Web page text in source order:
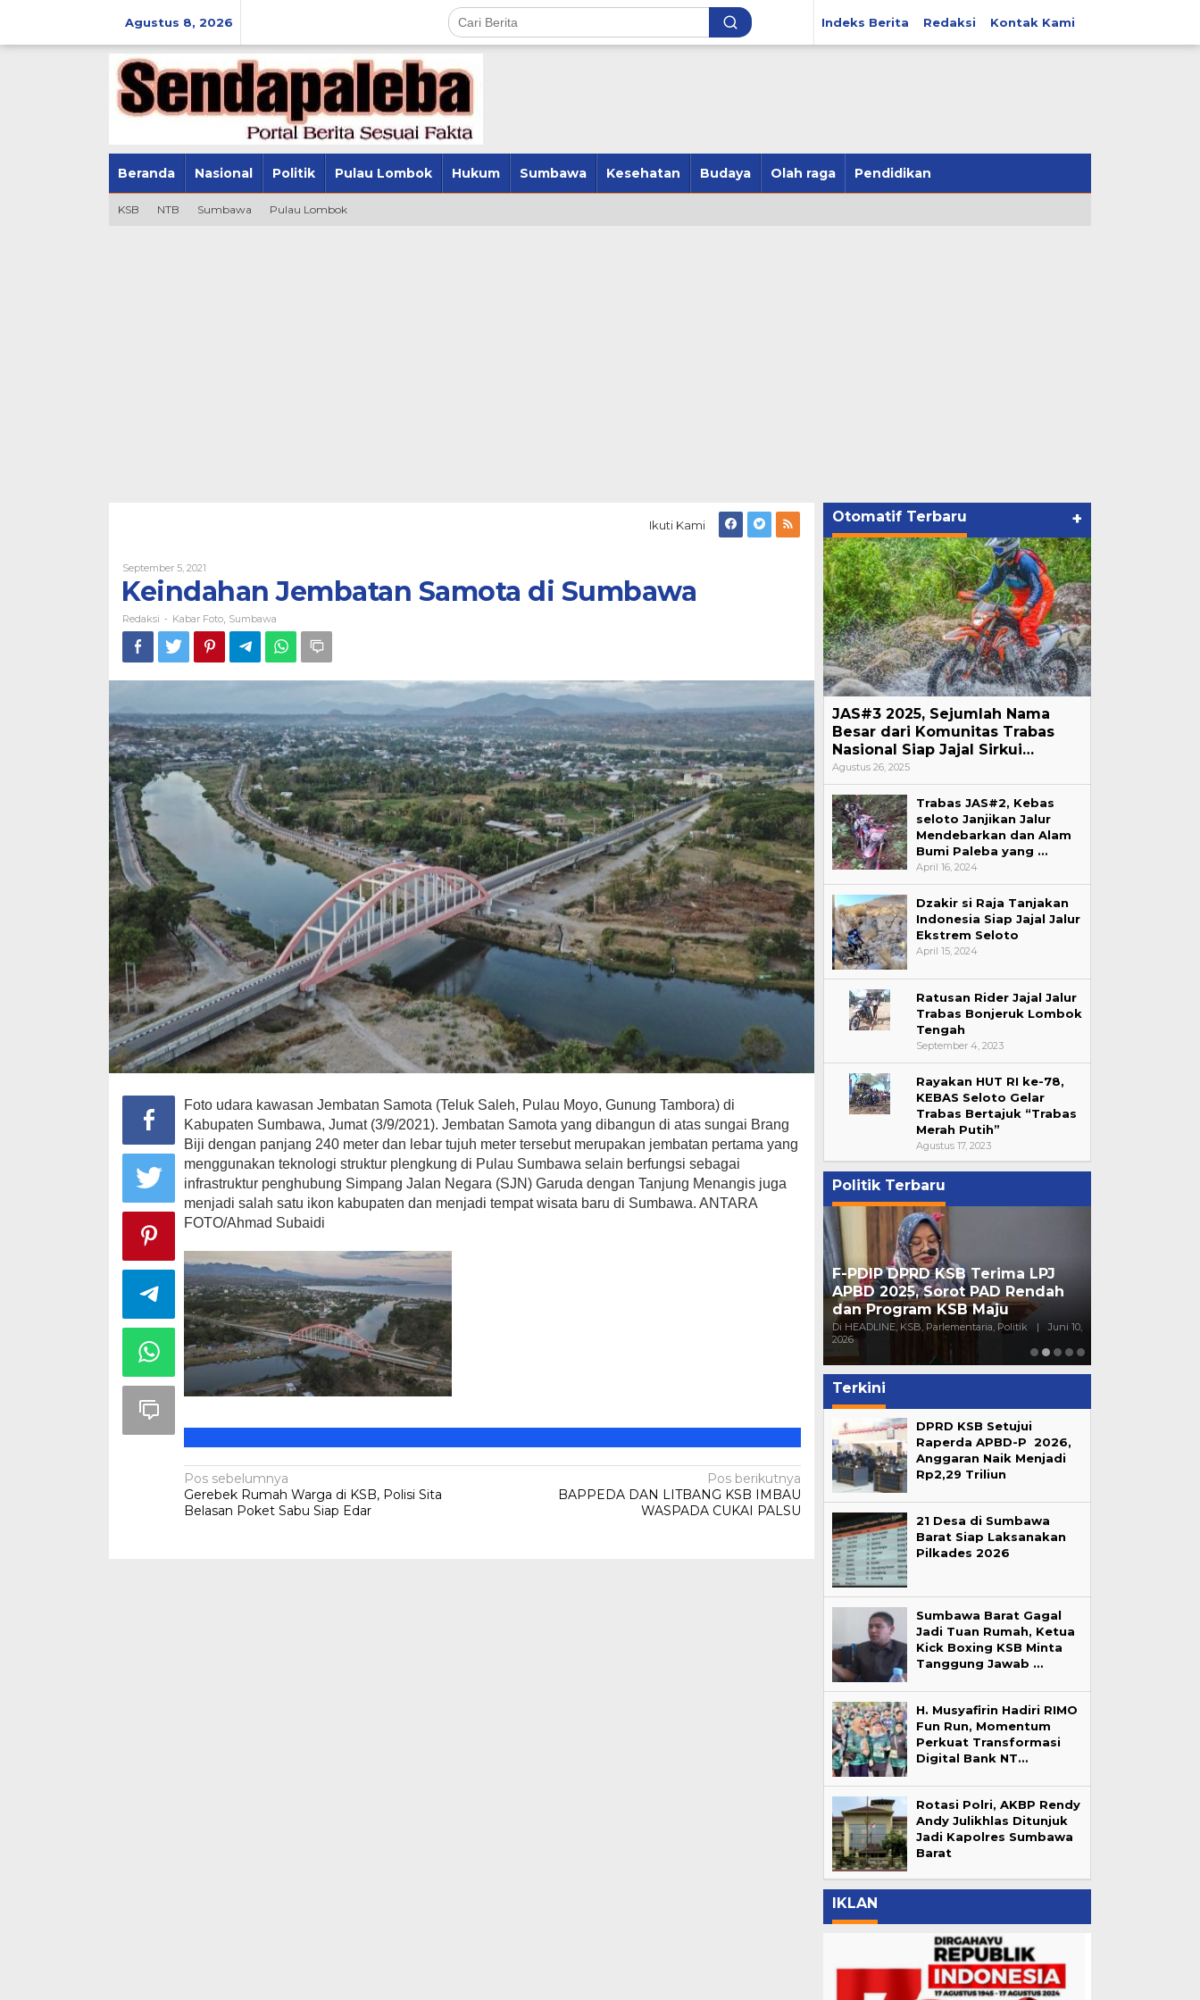
Agustus 8, 2026 Indeks Berita Redaksi Kontak Kami
Beranda Nasional Politik Pulau Lombok Hukum Sumbawa Kesehatan Budaya Olah raga Pendidikan
KSB NTB Sumbawa Pulau Lombok
Ikuti Kami
September 5, 2021
Redaksi
Keindahan Jembatan Samota di Sumbawa
Redaksi - Kabar Foto Sumbawa
Foto udara kawasan Jembatan Samota (Teluk Saleh, Pulau Moyo, Gunung Tambora) di
Kabupaten Sumbawa, Jumat (3/9/2021). Jembatan Samota yang dibangun di atas sungai Brang
Biji dengan panjang 240 meter dan lebar tujuh meter tersebut merupakan jembatan pertama yang
menggunakan teknologi struktur plengkung di Pulau Sumbawa selain berfungsi sebagai
infrastruktur penghubung Simpang Jalan Negara (SJN) Garuda dengan Tanjung Menangis juga
menjadi salah satu ikon kabupaten dan menjadi tempat wisata baru di Sumbawa. ANTARA
FOTO/Ahmad Subaidi
Navigasi
pos
Pos sebelumnya
Gerebek Rumah Warga di KSB, Polisi Sita
Belasan Poket Sabu Siap Edar
Pos berikutnya
BAPPEDA DAN LITBANG KSB IMBAU
WASPADA CUKAI PALSU
Otomatif Terbaru +
JAS#3 2025, Sejumlah Nama
Besar dari Komunitas Trabas
Nasional Siap Jajal Sirkui…
Agustus 26, 2025
Trabas JAS#2, Kebas
seloto Janjikan Jalur
Mendebarkan dan Alam
Bumi Paleba yang …
April 16, 2024
Dzakir si Raja Tanjakan
Indonesia Siap Jajal Jalur
Ekstrem Seloto
April 15, 2024
Ratusan Rider Jajal Jalur
Trabas Bonjeruk Lombok
Tengah
September 4, 2023
Rayakan HUT RI ke-78,
KEBAS Seloto Gelar
Trabas Bertajuk “Trabas
Merah Putih”
Agustus 17, 2023
Politik Terbaru
Peringatan Hari Kartini,
Nurjannah Sampaikan Pesan
Sarat Makna
Di HEADLINE, KSB, Politik, SOSOK
F-PDIP DPRD KSB Terima LPJ
APBD 2025, Sorot PAD Rendah
dan Program KSB Maju
Di HEADLINE, KSB, Parlementaria, Politik |
Juni 10,
2026
Terkini
DPRD KSB Setujui
Raperda APBD-P 2026,
Anggaran Naik Menjadi
Rp2,29 Triliun
21 Desa di Sumbawa
Barat Siap Laksanakan
Pilkades 2026
Sumbawa Barat Gagal
Jadi Tuan Rumah, Ketua
Kick Boxing KSB Minta
Tanggung Jawab …
H. Musyafirin Hadiri RIMO
Fun Run, Momentum
Perkuat Transformasi
Digital Bank NT…
Rotasi Polri, AKBP Rendy
Andy Julikhlas Ditunjuk
Jadi Kapolres Sumbawa
Barat
IKLAN